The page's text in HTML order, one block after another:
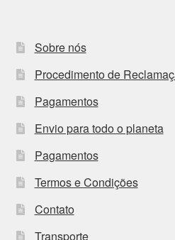
Sobre nós
Procedimento de
Pagamentos
Envio para todo o planeta
Pagamentos
Termos e Condições
Contato
Transporte